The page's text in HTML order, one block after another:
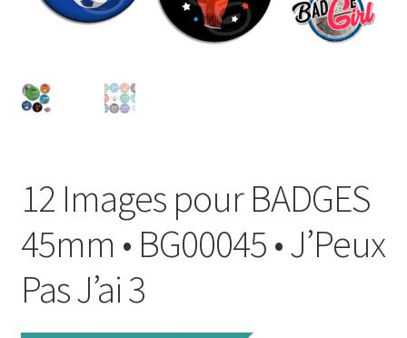
Mon compte
Politique de Confidentialité
Validation de la commande
12 Images pour BADGES
45mm • BG00045 • J’Peux
Pas J’ai 3